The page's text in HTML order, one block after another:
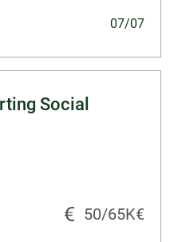
07/07
Social
50/65K€